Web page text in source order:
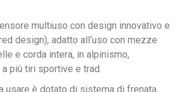
multiuso con design innovativo e
design), adatto all‘uso con mezze
e corda intera, in alpinismo,
più tiri sportive e trad.
usare è dotato di sistema di frenata